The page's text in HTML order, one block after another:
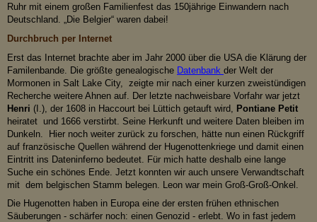
Ruhr mit einem großen Familienfest das 150jährige Einwandern nach
Deutschland. „Die Belgier“ waren dabei!
Durchbruch per Internet
Erst das Internet brachte aber im Jahr 2000 über die USA die Klärung der
Familenbande. Die größte genealogische Datenbank der Welt der
Mormonen in Salt Lake City, zeigte mir nach einer kurzen zweistündigen
Recherche weitere Ahnen auf. Der letzte nachweisbare Vorfahr war jetzt
Henri (I.), der 1608 in Haccourt bei Lüttich getauft wird, Pontiane Petit
heiratet und 1666 verstirbt. Seine Herkunft und weitere Daten bleiben im
Dunkeln. Hier noch weiter zurück zu forschen, hätte nun einen Rückgriff
auf französische Quellen während der Hugenottenkriege und damit einen
Eintritt ins Dateninferno bedeutet. Für mich hatte deshalb eine lange
Suche ein schönes Ende. Jetzt konnten wir auch unsere Verwandtschaft
mit dem belgischen Stamm belegen. Leon war mein Groß-Groß-Onkel.
Die Hugenotten haben in Europa eine der ersten frühen ethnischen
Säuberungen - schärfer noch: einen Genozid - erlebt. Wo in fast jedem